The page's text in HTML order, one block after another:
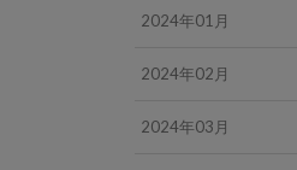
2024年01月
2024年02月
2024年03月